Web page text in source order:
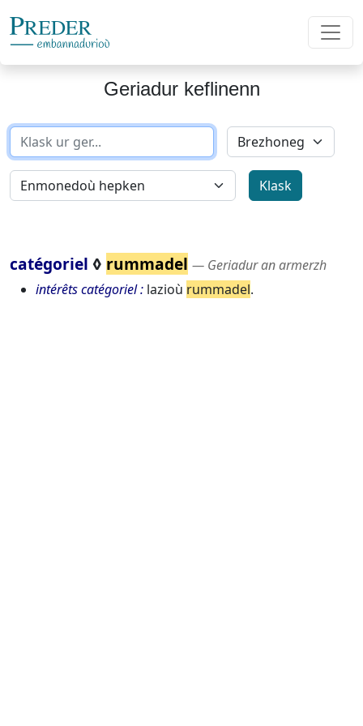
Geriadur keflinenn
catégoriel ◊ rummadel ― Geriadur an armerzh
intérêts catégoriel lazioù rummadel.